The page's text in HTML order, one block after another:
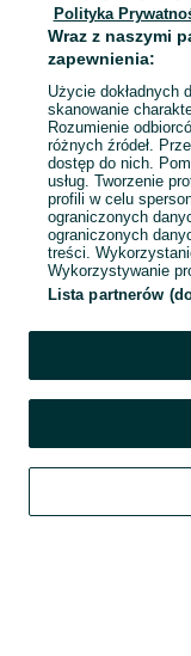
Mapa miejscowości
Mapa ministron
Popularne wyszukiwania
Szukaj
Polityka
Wraz z naszymi
zapewnienia:
Użycie dokładnych
skanowanie
Rozumienie
różnych źródeł.
dostęp do nich.
usług. Tworzenie
profili w celu
ograniczonych
ograniczonych
treści.
Wykorzystywanie
Lista partnerów